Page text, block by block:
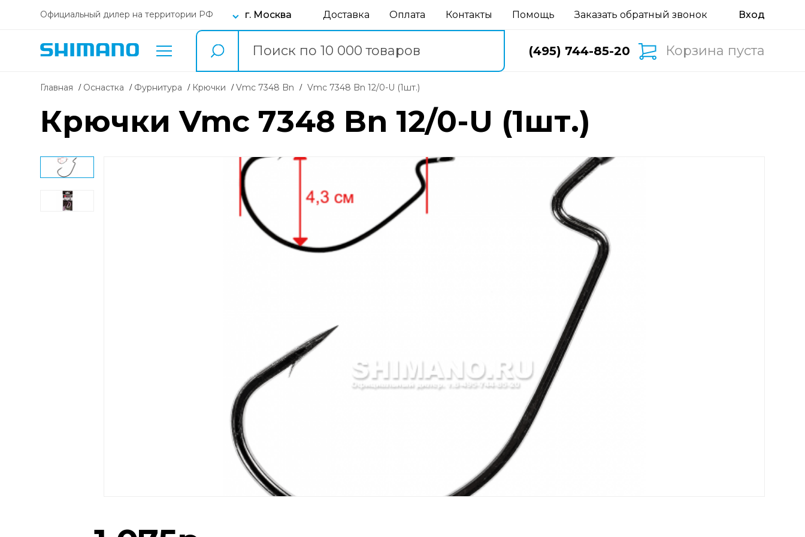
Официальный дилер на территории РФ г. Москва Доставка Оплата Контакты Помощь Заказать обратный звонок
(495) 744-85-20 Корзина пуста
Главная Оснастка фурнитура крючки Vmc 7348 Bn Vmc 7348 Bn 12/0-U (1шт.)
Крючки Vmc 7348 Bn 12/0-U (1шт.)